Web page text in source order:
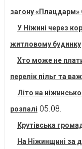
загону
У Ніжині через
житловому будинку
Хто може не
перелік пільг та
Літо на
розпалі 05.08.
Крутівська
На Ніжинщині за